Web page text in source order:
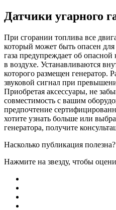
Датчики угарного
При сгорании топлива все
который может быть опасен
газа предупреждает об
в воздухе. Устанавливаются
которого размещен генератор.
звуковой сигнал при
Приобретая аксессуары, не
совместимость с вашим
предпочтение
хотите узнать больше или
генератора, получите
Насколько публикация полезна?
Нажмите на звезду, чтобы